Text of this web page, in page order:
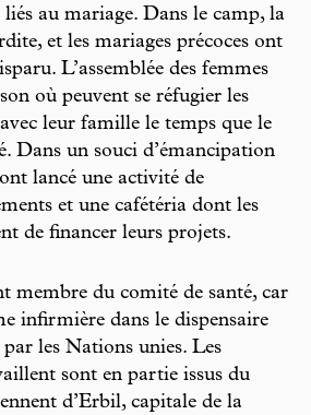
au mariage. Dans le camp, la
et les mariages précoces ont
L’assemblée des femmes
où peuvent se réfugier les
leur famille le temps que le
Dans un souci d’émancipation
lancé une activité de
et une cafétéria dont les
de financer leurs projets.
membre du comité de santé, car
infirmière dans le dispensaire
les Nations unies. Les
sont en partie issus du
d’Erbil, capitale de la